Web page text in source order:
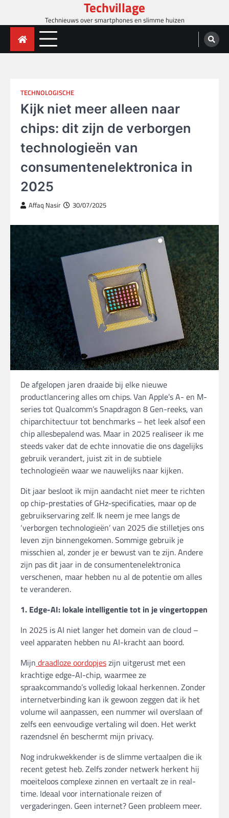
content
Techvillage
Technieuws over smartphones en slimme huizen
TECHNOLOGISCHE
Kijk niet meer alleen naar
chips: dit zijn de verborgen
technologieën van
consumentenelektronica in
2025
Affaq Nasir 30/07/2025
De afgelopen jaren draaide bij elke nieuwe
productlancering alles om chips. Van Apple’s A- en M-
series tot Qualcomm’s Snapdragon 8 Gen-reeks, van
chiparchitectuur tot benchmarks – het leek alsof een
chip allesbepalend was. Maar in 2025 realiseer ik me
steeds vaker dat de echte innovatie die ons dagelijks
gebruik verandert, juist zit in de subtiele
technologieën waar we nauwelijks naar kijken.
Dit jaar besloot ik mijn aandacht niet meer te richten
op chip-prestaties of GHz-specificaties, maar op de
gebruikservaring zelf. Ik neem je mee langs de
‘verborgen technologieën’ van 2025 die stilletjes ons
leven zijn binnengekomen. Sommige gebruik je
misschien al, zonder je er bewust van te zijn. Andere
zijn pas dit jaar in de consumentenelektronica
verschenen, maar hebben nu al de potentie om alles
te veranderen.
1. Edge-AI: lokale intelligentie tot in je vingertoppen
In 2025 is AI niet langer het domein van de cloud –
veel apparaten hebben nu AI-kracht aan boord.
Mijn draadloze oordopjeszijn uitgerust met een
krachtige edge-AI-chip, waarmee ze
spraakcommando’s volledig lokaal herkennen. Zonder
internetverbinding kan ik gewoon zeggen dat ik het
volume wil aanpassen, een nummer wil overslaan of
zelfs een eenvoudige vertaling wil doen. Het werkt
razendsnel én beschermt mijn privacy.
Nog indrukwekkender is de slimme vertaalpen die ik
recent getest heb. Zelfs zonder netwerk herkent hij
moeiteloos complexe zinnen en vertaalt ze in real-
time. Ideaal voor internationale reizen of
vergaderingen. Geen internet? Geen probleem meer.